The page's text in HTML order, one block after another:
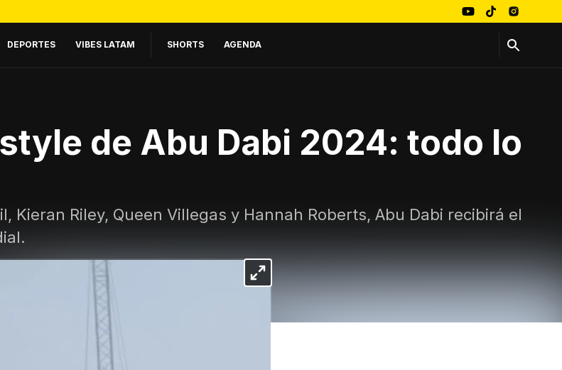
DEPORTES VIBES LATAM SHORTS AGENDA
de Abu Dabi 2024: todo lo
Kieran Riley, Queen Villegas y Hannah Roberts, Abu Dabi recibirá el